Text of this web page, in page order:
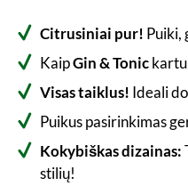
Citrusiniai pur! Puiki,
KaipGin & Tonic
Visas taiklus! Ideali
Puikus pasirinkimas
Kokybiškas dizainas:
stilių!